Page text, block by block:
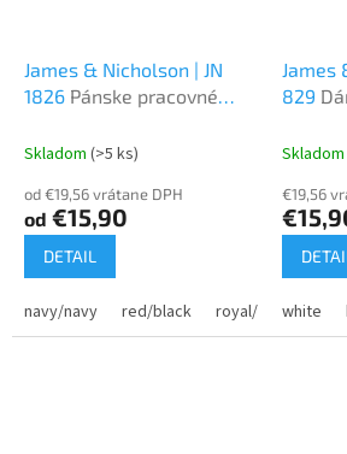
James & Nicholson | JN
1826 Pánske pracovné
Skladom (>5 ks)
od €19,56 vrátane DPH
od €15,90
DETAIL
navy/navy red/black royal/navy
James
829
Skladom
€19,56
white